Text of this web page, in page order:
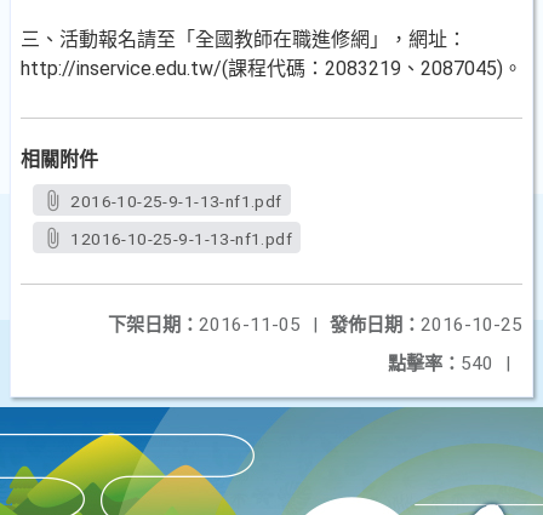
三、活動報名請至「全國教師在職進修網」，網址：
http://inservice.edu.tw/(課程代碼：2083219、2087045)。
相關附件
2016-10-25-9-1-13-nf1.pdf
12016-10-25-9-1-13-nf1.pdf
發佈日期： 2016-10-25
下架日期： 2016-11-05
|
點擊率： 540 |